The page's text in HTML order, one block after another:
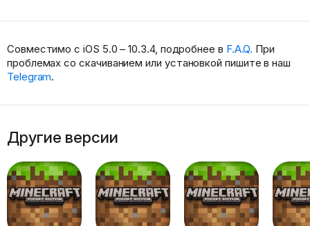
Совместимо с iOS 5.0 – 10.3.4, подробнее в F.A.Q. При
проблемах со скачиванием или установкой пишите в наш
Telegram.
Другие версии